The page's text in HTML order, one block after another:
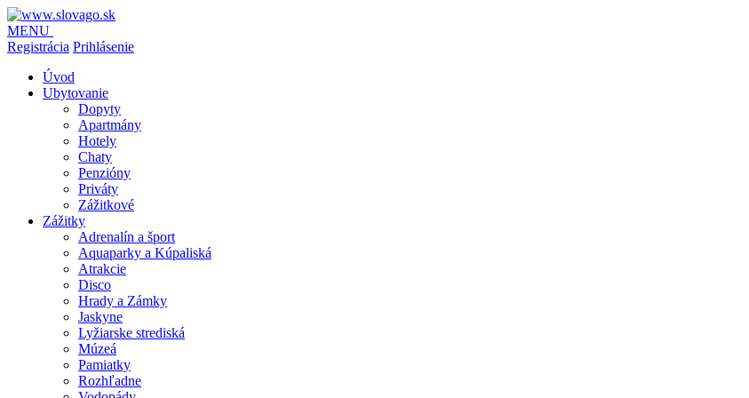
MENU
Registrácia Prihlásenie
Úvod
Ubytovanie
Dopyty
Apartmány
Hotely
Chaty
Penzióny
Priváty
Zážitkové
Zážitky
Adrenalín a šport
Aquaparky a Kúpaliská
Atrakcie
Disco
Hrady a Zámky
Jaskyne
Lyžiarske strediská
Múzeá
Pamiatky
Rozhľadne